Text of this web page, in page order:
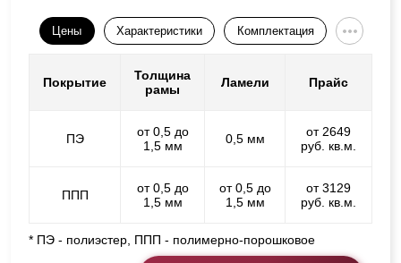
Цены Характеристики Комплектация
Покрытие
Толщина
рамы
Ламели Прайс
ПЭ
от 0,5 до
1,5 мм
0,5 мм
от 2649
руб. кв.м.
ППП
от 0,5 до
1,5 мм
от 0,5 до
1,5 мм
от 3129
руб. кв.м.
* ПЭ - полиэстер, ППП - полимерно-порошковое